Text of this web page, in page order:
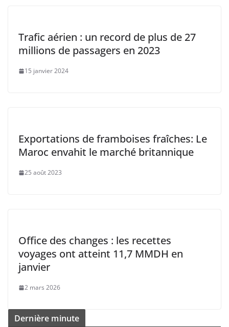
Trafic aérien : un record de plus de 27
millions de passagers en 2023
15 janvier 2024
Exportations de framboises fraîches: Le
Maroc envahit le marché britannique
25 août 2023
Office des changes : les recettes
voyages ont atteint 11,7 MMDH en
janvier
2 mars 2026
Dernière minute